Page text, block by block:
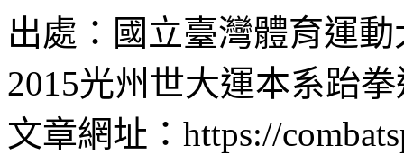
出處：國立臺灣體育運
2015光州世大運本系跆
文章網址：https://